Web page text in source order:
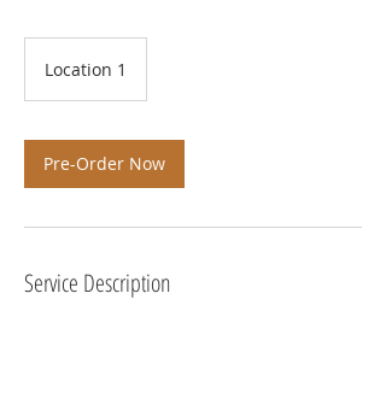
Location 1
Pre-Order Now
Service Description